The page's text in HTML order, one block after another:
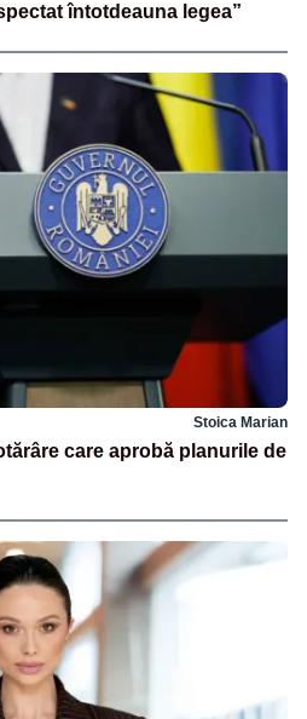
întotdeauna legea”
Stoica Marian
care aprobă planurile de